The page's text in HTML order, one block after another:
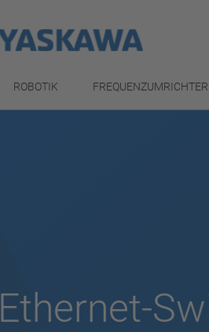
ROBOTIK FREQUENZUMRICHTER
Ethernet-